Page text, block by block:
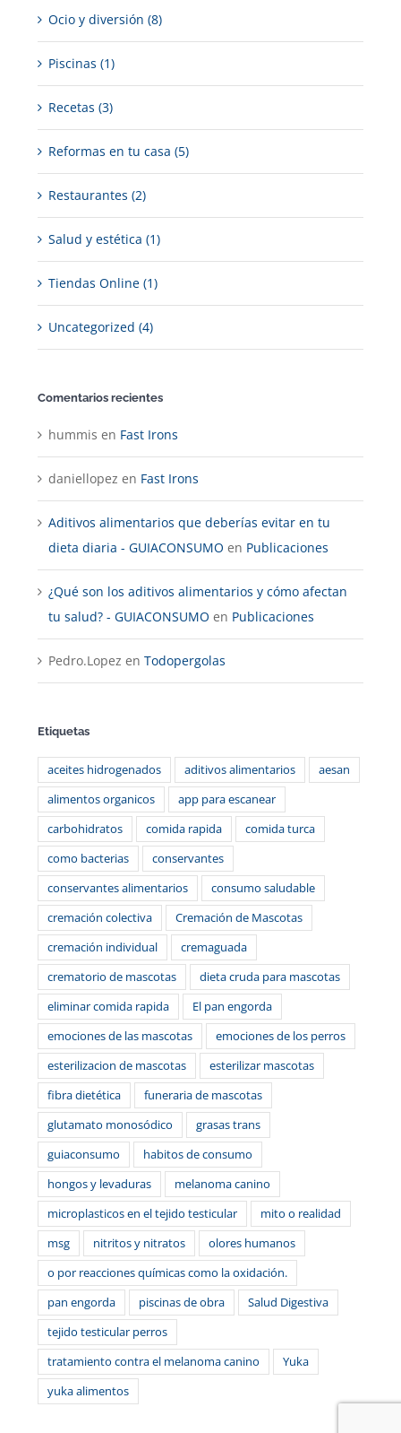
Ocio y diversión (8)
Piscinas (1)
Recetas (3)
Reformas en tu casa (5)
Restaurantes (2)
Salud y estética (1)
Tiendas Online (1)
Uncategorized (4)
Comentarios recientes
hummis en Fast Irons
daniellopez en Fast Irons
Aditivos alimentarios que deberías evitar en tu
dieta diaria - GUIACONSUMO en Publicaciones
¿Qué son los aditivos alimentarios y cómo afectan
tu salud? - GUIACONSUMO en Publicaciones
Pedro.Lopez en Todopergolas
Etiquetas
aceites hidrogenados aditivos alimentarios
aesan
alimentos organicos
app para escanear
carbohidratos
comida rapida
comida turca
como bacterias
conservantes
conservantes alimentarios
consumo saludable
cremación colectiva
Cremación de Mascotas
cremación individual
cremaguada
crematorio de mascotas
dieta cruda para mascotas
eliminar comida rapida
El pan engorda
emociones de las mascotas
emociones de los perros
esterilizacion de mascotas
esterilizar mascotas
fibra dietética
funeraria de mascotas
glutamato monosódico
grasas trans
guiaconsumo
habitos de consumo
hongos y levaduras
melanoma canino
microplasticos en el tejido testicular
mito o realidad
msg
nitritos y nitratos
olores humanos
o por reacciones químicas como la oxidación.
pan engorda
piscinas de obra
Salud Digestiva
tejido testicular perros
tratamiento contra el melanoma canino
Yuka
yuka alimentos